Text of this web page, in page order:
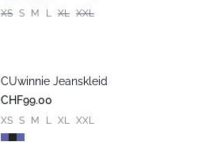
XS S M L XL XXL
Neuheiten
CUwinnie Jeanskleid
CHF99.00
XS S M L XL XXL